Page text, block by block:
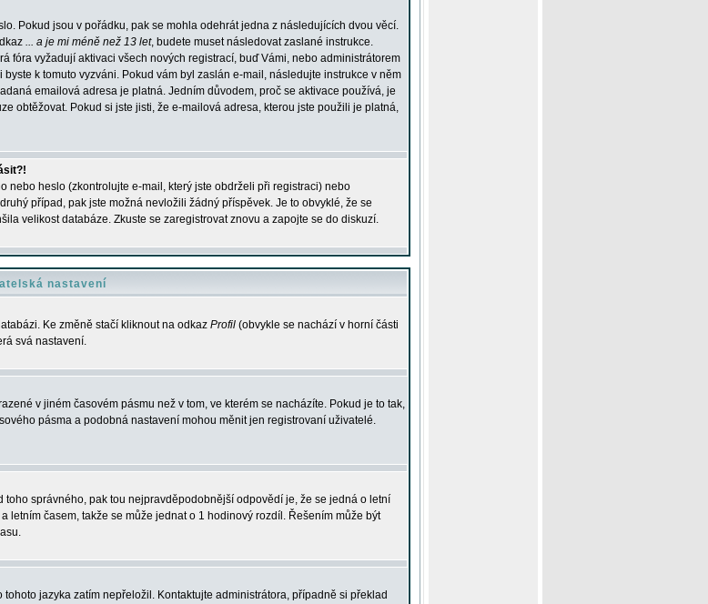
Pokud jsou v pořádku, pak se mohla odehrát jedna z následujících dvou věcí.
... a je mi méně než 13 let, budete muset následovat zaslané instrukce.
fóra vyžadují aktivaci všech nových registrací, buď Vámi, nebo administrátorem
k tomuto vyzváni. Pokud vám byl zaslán e-mail, následujte instrukce v něm
emailová adresa je platná. Jedním důvodem, proč se aktivace používá, je
obtěžovat. Pokud si jste jisti, že e-mailová adresa, kterou jste použili je platná,
heslo (zkontrolujte e-mail, který jste obdrželi při registraci) nebo
případ, pak jste možná nevložili žádný příspěvek. Je to obvyklé, že se
velikost databáze. Zkuste se zaregistrovat znovu a zapojte se do diskuzí.
nastavení
Ke změně stačí kliknout na odkaz Profil (obvykle se nachází v horní části
svá nastavení.
v jiném časovém pásmu než v tom, ve kterém se nacházíte. Pokud je to tak,
pásma a podobná nastavení mohou měnit jen registrovaní uživatelé.
správného, pak tou nejpravděpodobnější odpovědí je, že se jedná o letní
časem, takže se může jednat o 1 hodinový rozdíl. Řešením může být
jazyka zatím nepřeložil. Kontaktujte administrátora, případně si překlad